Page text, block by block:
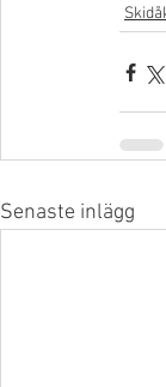
Senaste inlägg